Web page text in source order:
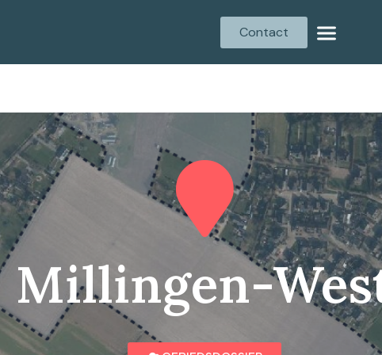
Contact
Millingen-